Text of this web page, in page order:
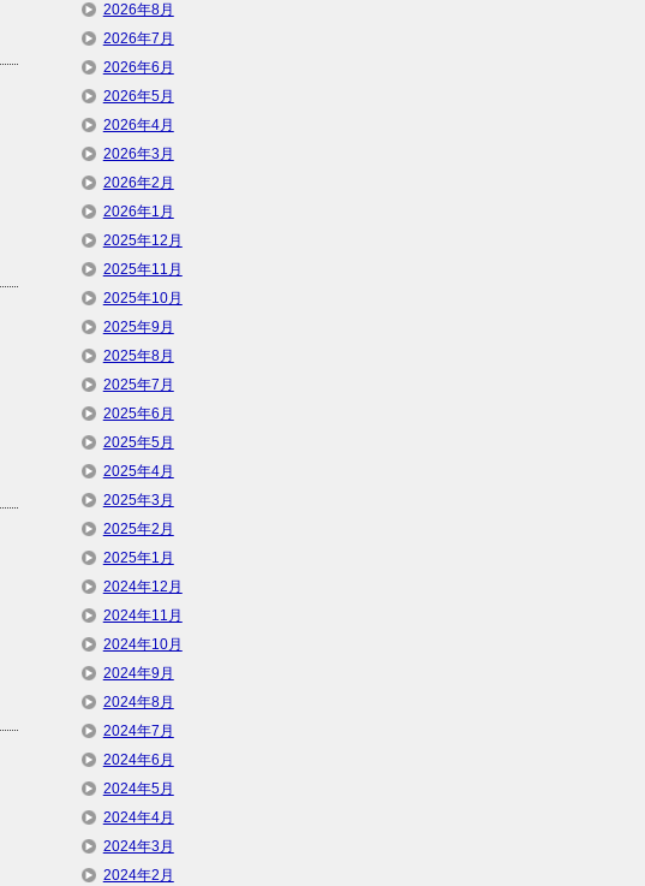
2026年8月
2026年7月
2026年6月
2026年5月
2026年4月
2026年3月
2026年2月
2026年1月
2025年12月
2025年11月
2025年10月
2025年9月
2025年8月
2025年7月
2025年6月
2025年5月
2025年4月
2025年3月
2025年2月
2025年1月
2024年12月
2024年11月
2024年10月
2024年9月
2024年8月
2024年7月
2024年6月
2024年5月
2024年4月
2024年3月
2024年2月